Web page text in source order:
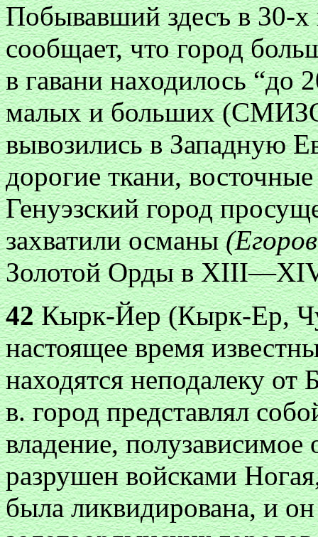
Побывавший здесъ в 30-х
сообщает, что город
в гавани находилось “до
малых и больших
вывозились в Западную
дорогие ткани,
Генуэзский город
захватили османы
Золотой Орды в
42Кырк-Йер (Кырк-Ер,
настоящее время
находятся неподалеку от
в. город представлял
владение,
разрушен войсками
была ликвидирована, и